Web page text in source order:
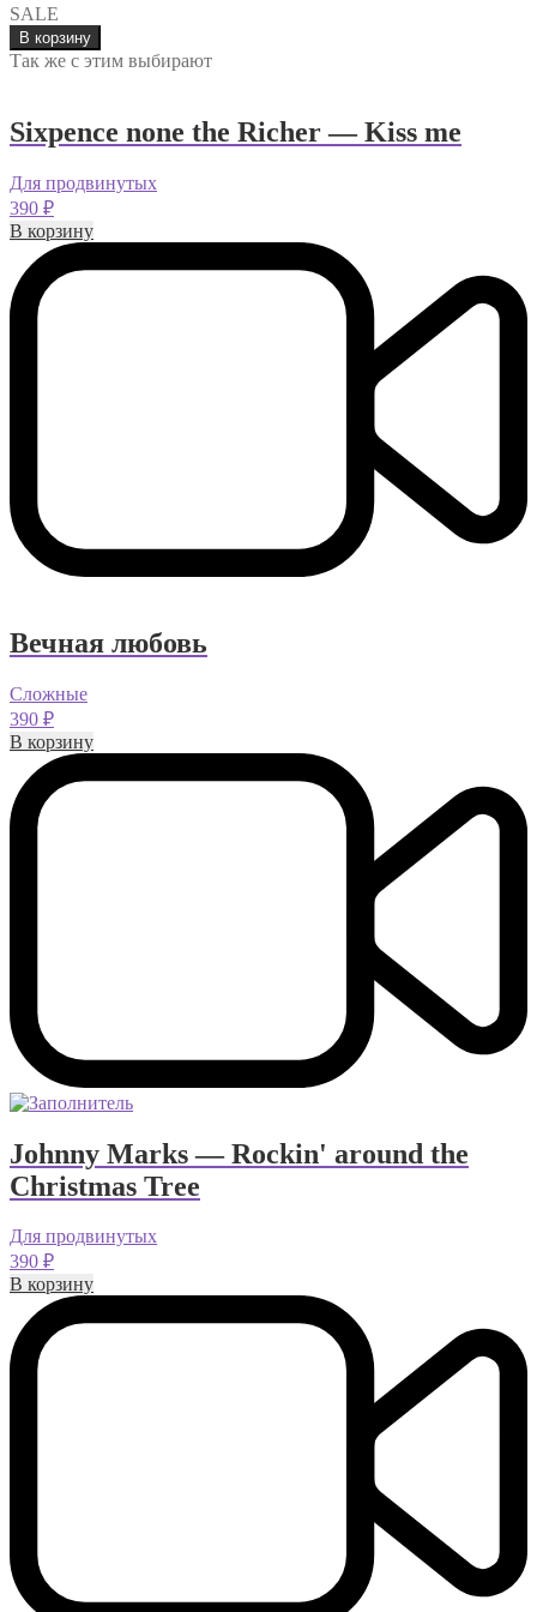
490 ₽.
SALE
Количество
товара
Чокло
В корзину
Так же с этим выбирают
Sixpence none the Richer — Kiss me
Для продвинутых
390 ₽
В корзину
Вечная любовь
Сложные
390 ₽
В корзину
Johnny Marks — Rockin' around the
Christmas Tree
Для продвинутых
390 ₽
В корзину